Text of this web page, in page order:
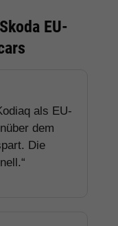
EU-
als EU-
dem
Die